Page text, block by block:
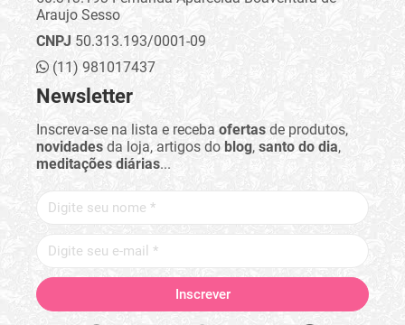
Araujo Sesso
CNPJ 50.313.193/0001-09
(11) 981017437
Newsletter
Inscreva-se na lista e receba ofertas de produtos,
novidades da loja, artigos do blog, santo do dia,
meditações diárias...